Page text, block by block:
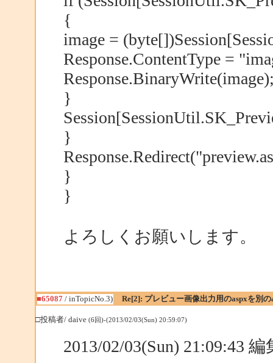
{
image =
Response.ContentType =
}
}
}
}
よろしくお願いします。
■65087 / inTopicNo.3) Re[2]: プレビュー画像出力用のaspxを別
□投稿者/ daive(6回)-(2013/02/03(Sun) 20:59:07)
2013/02/03(Sun) 21:09:43